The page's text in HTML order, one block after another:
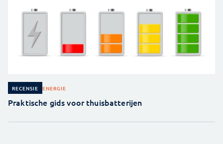
RECENSIE ENERGIE
Praktische gids voor thuisbatterijen